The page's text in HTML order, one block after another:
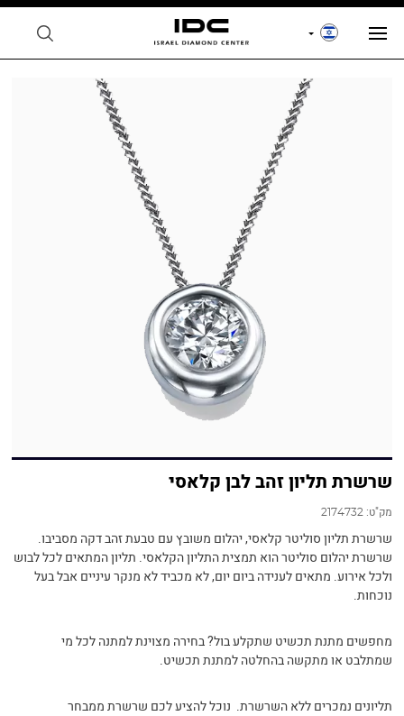
שרשרת תליון זהב לבן קלאסי
מק"ט:2174732
שרשרת תליון סוליטר קלאסי, יהלום משובץ עם טבעת זהב דקה מסביבו.
שרשרת יהלום סוליטר הוא תמצית התליון הקלאסי. תליון המתאים לכל לבוש
ולכל אירוע. מתאים לענידה ביום יום, לא מכביד לא מנקר עיניים אבל בעל
נוכחות.
מחפשים מתנת תכשיט שתקלע בול? בחירה מצוינת למתנה לכל מי
שמתלבט או מתקשה בהחלטה למתנת תכשיט.
תליונים נמכרים ללא השרשרת. נוכל להציע לכם שרשרת ממבחר